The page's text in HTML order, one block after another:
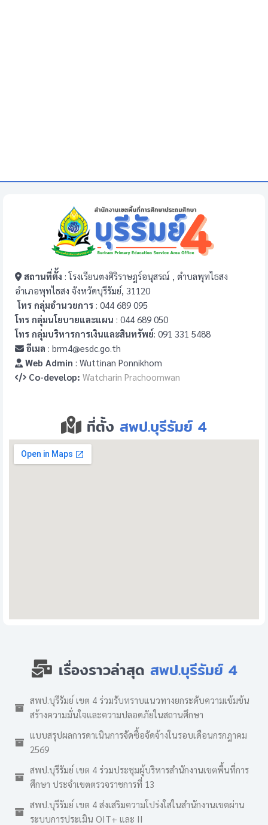
สถานที่ตั้ง : โรงเรียนตงศิริราษฎร์อนุสรณ์ , ตำบลพุทไธสง
อำเภอพุทไธสง จังหวัดบุรีรัมย์, 31120
โทร กลุ่มอำนวยการ : 044 689 095
โทร กลุ่มนโยบายและแผน : 044 689 050
โทร กลุ่มบริหารการเงินและสินทรัพย์: 091 331 5488
อีเมล : brm4@esdc.go.th
Web Admin : Wuttinan Ponnikhom
Co-develop: Watcharin Prachoomwan
ที่ตั้ง สพป.บุรีรัมย์ 4
เรื่องราวล่าสุด สพป.บุรีรัมย์ 4
สพป.บุรีรัมย์ เขต 4 ร่วมรับทราบแนวทางยกระดับความเข้มข้น
สร้างความมั่นใจและความปลอดภัยในสถานศึกษา
แบบสรุปผลการดาเนินการจัดซื้อจัดจ้างในรอบเดือนกรกฎาคม
2569
สพป.บุรีรัมย์ เขต 4 ร่วมประชุมผู้บริหารสำนักงานเขตพื้นที่การ
ศึกษา ประจำเขตตรวจราชการที่ 13
สพป.บุรีรัมย์ เขต 4 ส่งเสริมความโปร่งใสในสำนักงานเขตผ่าน
ระบบการประเมิน OIT+ และ II